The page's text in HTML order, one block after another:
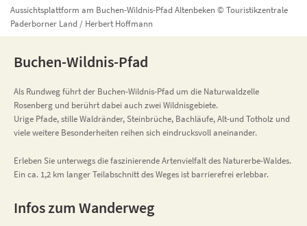
Aussichtsplattform am Buchen-Wildnis-Pfad Altenbeken © Touristikzentrale
Paderborner Land / Herbert Hoffmann
Buchen-Wildnis-Pfad
Als Rundweg führt der Buchen-Wildnis-Pfad um die Naturwaldzelle
Rosenberg und berührt dabei auch zwei Wildnisgebiete.
Urige Pfade, stille Waldränder, Steinbrüche, Bachläufe, Alt-und Totholz und
viele weitere Besonderheiten reihen sich eindrucksvoll aneinander.
Erleben Sie unterwegs die faszinierende Artenvielfalt des Naturerbe-Waldes.
Ein ca. 1,2 km langer Teilabschnitt des Weges ist barrierefrei erlebbar.
Infos zum Wanderweg